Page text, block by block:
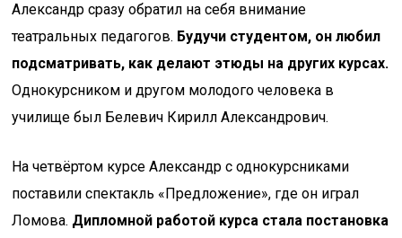
Александр сразу обратил на себя внимание
театральных педагогов. Будучи студентом, он любил
подсматривать, как делают этюды на других курсах.
Однокурсником и другом молодого человека в
училище был Белевич Кирилл Александрович.
На четвёртом курсе Александр с однокурсниками
поставили спектакль «Предложение», где он играл
Ломова. Дипломной работой курса стала постановка